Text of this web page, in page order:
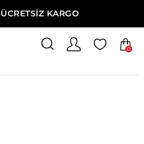
KARGO
0
Erkek İç Giyim